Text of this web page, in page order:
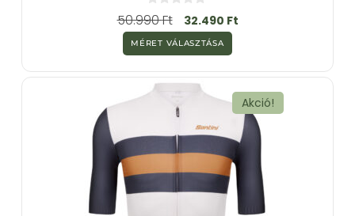
0
a
5
-
b
ő
l
50.990Ft 32.490 Ft
MÉRET VÁLASZTÁSA
Akció!